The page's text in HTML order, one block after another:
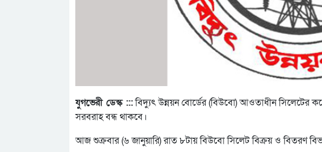
যুগভেরী ডেস্ক :::বিদ্যুৎ উন্নয়ন বোর্ডের (বিউবো) আওতাধীন সিলেটের
সরবরাহ বন্ধ থাকবে।
আজ শুক্রবার (৬ জানুয়ারি) রাত ৮টায় বিউবো সিলেট বিক্রয় ও বিতরণ